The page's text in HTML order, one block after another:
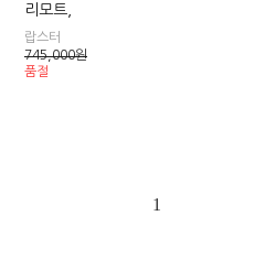
리모트,
랍스터
745,000원
품절
1